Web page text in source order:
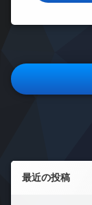
き
宅
ス
防
き
防
駐
車
可
廊
ー
ル
シ
ェ
タ
ッ
エ
オ
投
稿
ー
左サイドバー
最近の投稿